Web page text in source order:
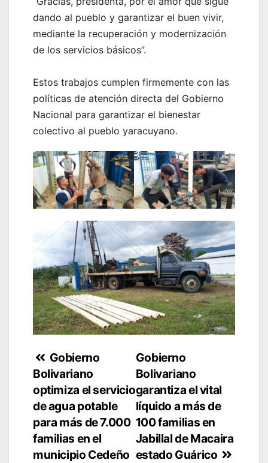
dando al pueblo y garantizar el buen vivir,
mediante la recuperación y modernización
de los servicios básicos”.
Estos trabajos cumplen firmemente con las
políticas de atención directa del Gobierno
Nacional para garantizar el bienestar
colectivo al pueblo yaracuyano.
Navegación
de
entradas
Gobierno
Bolivariano
garantiza el vital
líquido a más de
100 familias en
Jabillal de Macaira​
estado Guárico
Gobierno
Bolivariano
optimiza el servicio
de agua potable
para más de 7.000
familias en el
municipio Cedeño